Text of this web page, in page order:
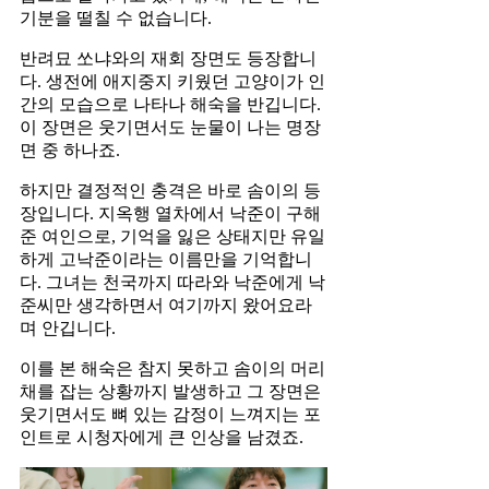
기분을 떨칠 수 없습니다.
반려묘 쏘냐와의 재회 장면도 등장합니
다. 생전에 애지중지 키웠던 고양이가 인
간의 모습으로 나타나 해숙을 반깁니다.
이 장면은 웃기면서도 눈물이 나는 명장
면 중 하나죠.
하지만 결정적인 충격은 바로 솜이의 등
장입니다. 지옥행 열차에서 낙준이 구해
준 여인으로, 기억을 잃은 상태지만 유일
하게 고낙준이라는 이름만을 기억합니
다. 그녀는 천국까지 따라와 낙준에게 낙
준씨만 생각하면서 여기까지 왔어요라
며 안깁니다.
이를 본 해숙은 참지 못하고 솜이의 머리
채를 잡는 상황까지 발생하고 그 장면은
웃기면서도 뼈 있는 감정이 느껴지는 포
인트로 시청자에게 큰 인상을 남겼죠.